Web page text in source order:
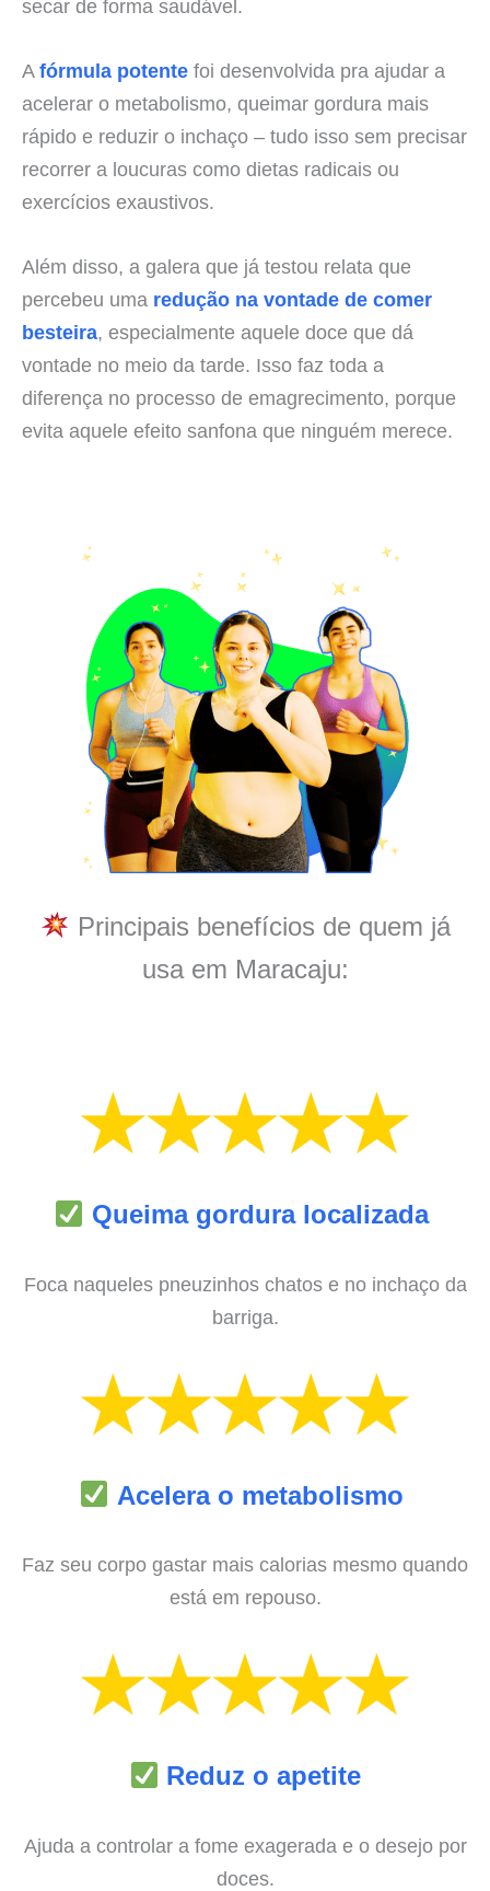
secar de forma saudável.
Afórmula potente foi desenvolvida pra ajudar a
acelerar o metabolismo, queimar gordura mais
rápido e reduzir o inchaço – tudo isso sem precisar
recorrer a loucuras como dietas radicais ou
exercícios exaustivos.
Além disso, a galera que já testou relata que
percebeu uma redução na vontade de comer
besteira, especialmente aquele doce que dá
vontade no meio da tarde. Isso faz toda a
diferença no processo de emagrecimento, porque
evita aquele efeito sanfona que ninguém merece.
Principais benefícios de quem já
usa em Maracaju:
Queima gordura localizada
Foca naqueles pneuzinhos chatos e no inchaço da
barriga.
Acelera o metabolismo
Faz seu corpo gastar mais calorias mesmo quando
está em repouso.
Reduz o apetite
Ajuda a controlar a fome exagerada e o desejo por
doces.